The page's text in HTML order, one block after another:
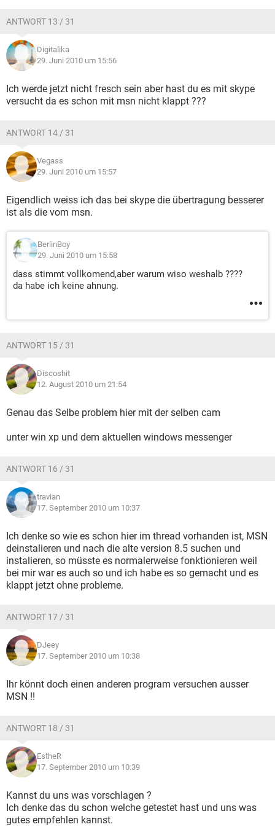
ANTWORT 13 / 31
Digitalika
29. Juni 2010 um 15:56
Ich werde jetzt nicht fresch sein aber hast du es mit skype
versucht da es schon mit msn nicht klappt ???
ANTWORT 14 / 31
Vegass
29. Juni 2010 um 15:57
Eigendlich weiss ich das bei skype die übertragung besserer
ist als die vom msn.
BerlinBoy
29. Juni 2010 um 15:58
dass stimmt vollkomend,aber warum wiso weshalb ????
da habe ich keine ahnung.
ANTWORT 15 / 31
Discoshit
12. August 2010 um 21:54
Genau das Selbe problem hier mit der selben cam
unter win xp und dem aktuellen windows messenger
ANTWORT 16 / 31
travian
17. September 2010 um 10:37
Ich denke so wie es schon hier im thread vorhanden ist, MSN
deinstalieren und nach die alte version 8.5 suchen und
instalieren, so müsste es normalerweise fonktionieren weil
bei mir war es auch so und ich habe es so gemacht und es
klappt jetzt ohne probleme.
ANTWORT 17 / 31
DJeey
17. September 2010 um 10:38
Ihr könnt doch einen anderen program versuchen ausser
MSN !!
ANTWORT 18 / 31
EstheR
17. September 2010 um 10:39
Kannst du uns was vorschlagen ?
Ich denke das du schon welche getestet hast und uns was
gutes empfehlen kannst.